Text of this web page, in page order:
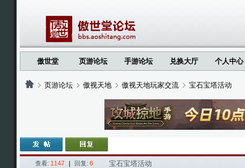
傲世堂 页游论坛 手游论坛 兑换大厅 个人中心
页游论坛 傲视天地
›
傲视天地玩家交流 宝石宝塔活动
查看: 1147 回复: 6 宝石宝塔活动